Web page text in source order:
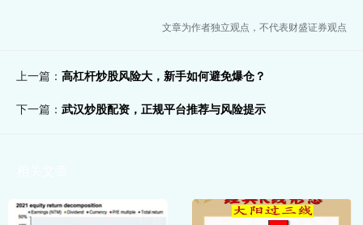
文章为作者独立观点，不代表财盛证券观点
上一篇： 高杠杆炒股风险大，新手如何避免爆仓？
下一篇： 武汉炒股配资，正规平台推荐与风险提示